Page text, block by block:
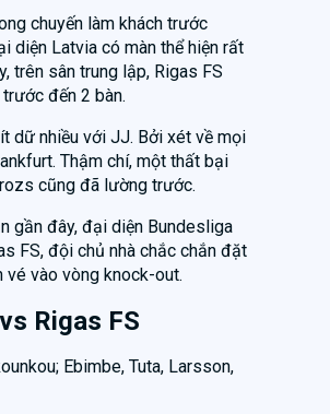
chuyến làm khách trước
diện Latvia có màn thể hiện rất
trên sân trung lập, Rigas FS
đến 2 bàn.
dữ nhiều với JJ. Bởi xét về mọi
Thậm chí, một thất bại
cũng đã lường trước.
gần đây, đại diện Bundesliga
FS, đội chủ nhà chắc chắn đặt
vào vòng knock-out.
Rigas FS
Ebimbe, Tuta, Larsson,